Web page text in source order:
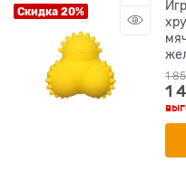
Скидка 20%
1
1